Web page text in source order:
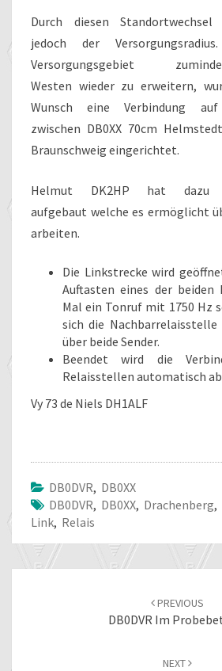
Durch diesen
jedoch der
Versorgungsgebiet
Westen wieder zu erweitern,
Wunsch eine Verbindung
zwischen DB0XX 70cm
Braunschweig eingerichtet.
Helmut DK2HP hat dazu
aufgebaut welche es ermöglicht
arbeiten.
Die Linkstrecke wird
Auftasten eines der beiden
Mal ein Tonruf mit 1750 Hz
sich die Nachbarrelaisstelle
über beide Sender.
Beendet wird die
Relaisstellen automatisch
Vy 73 de Niels DH1ALF
DB0DVR, DB0XX
DB0DVR, DB0XX, Drachenberg,
Link, Relais
PREVIOUS
DB0DVR Im
NEXT